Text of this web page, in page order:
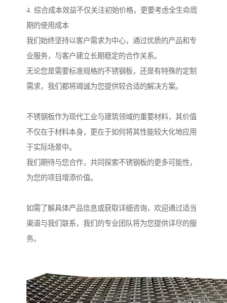
4. 综合成本效益不仅关注初始价格，更要考虑全生命周
期的使用成本
我们始终坚持以客户需求为中心，通过优质的产品和专
业服务，与客户建立长期稳定的合作关系。
无论您是需要标准规格的不锈钢板，还是有特殊的定制
需求，我们都将竭诚为您提供较合适的解决方案。
不锈钢板作为现代工业与建筑领域的重要材料，其价值
不仅在于材料本身，更在于如何将其性能较大化地应用
于实际场景中。
我们期待与您合作，共同探索不锈钢板的更多可能性，
为您的项目增添价值。
如需了解具体产品信息或获取详细咨询，欢迎通过适当
渠道与我们联系，我们的专业团队将为您提供详尽的服
务。